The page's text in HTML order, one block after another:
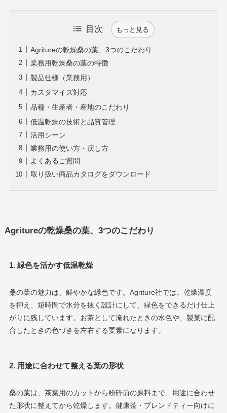
目次 もっと見る
Agritureの乾燥桑の葉、3つのこだわり
業務用乾燥桑の葉の特徴
製品仕様（業務用）
カスタマイズ対応
品種・生産者・産地のこだわり
低温乾燥の技術と品質管理
活用シーン
業務用の使い方・戻し方
よくあるご質問
取り扱い商品カタログをダウンロード
Agritureの乾燥桑の葉、3つのこだわり
1. 緑色を活かす低温乾燥
桑の葉の魅力は、鮮やかな緑色です。Agriture社では、乾燥温度
を抑え、短時間で水分を抜く設計にして、緑色をできるだけ仕上
がりに残しています。お茶として淹れたときの水色や、製菓に配
合したときの色づきを左右する要素になります。
2. 用途に合わせて整える葉の形状
桑の葉は、茶葉用のカットから粉砕前の原料まで、用途に合わせ
た形状に整えてから乾燥します。健康茶・ブレンドティー向けに